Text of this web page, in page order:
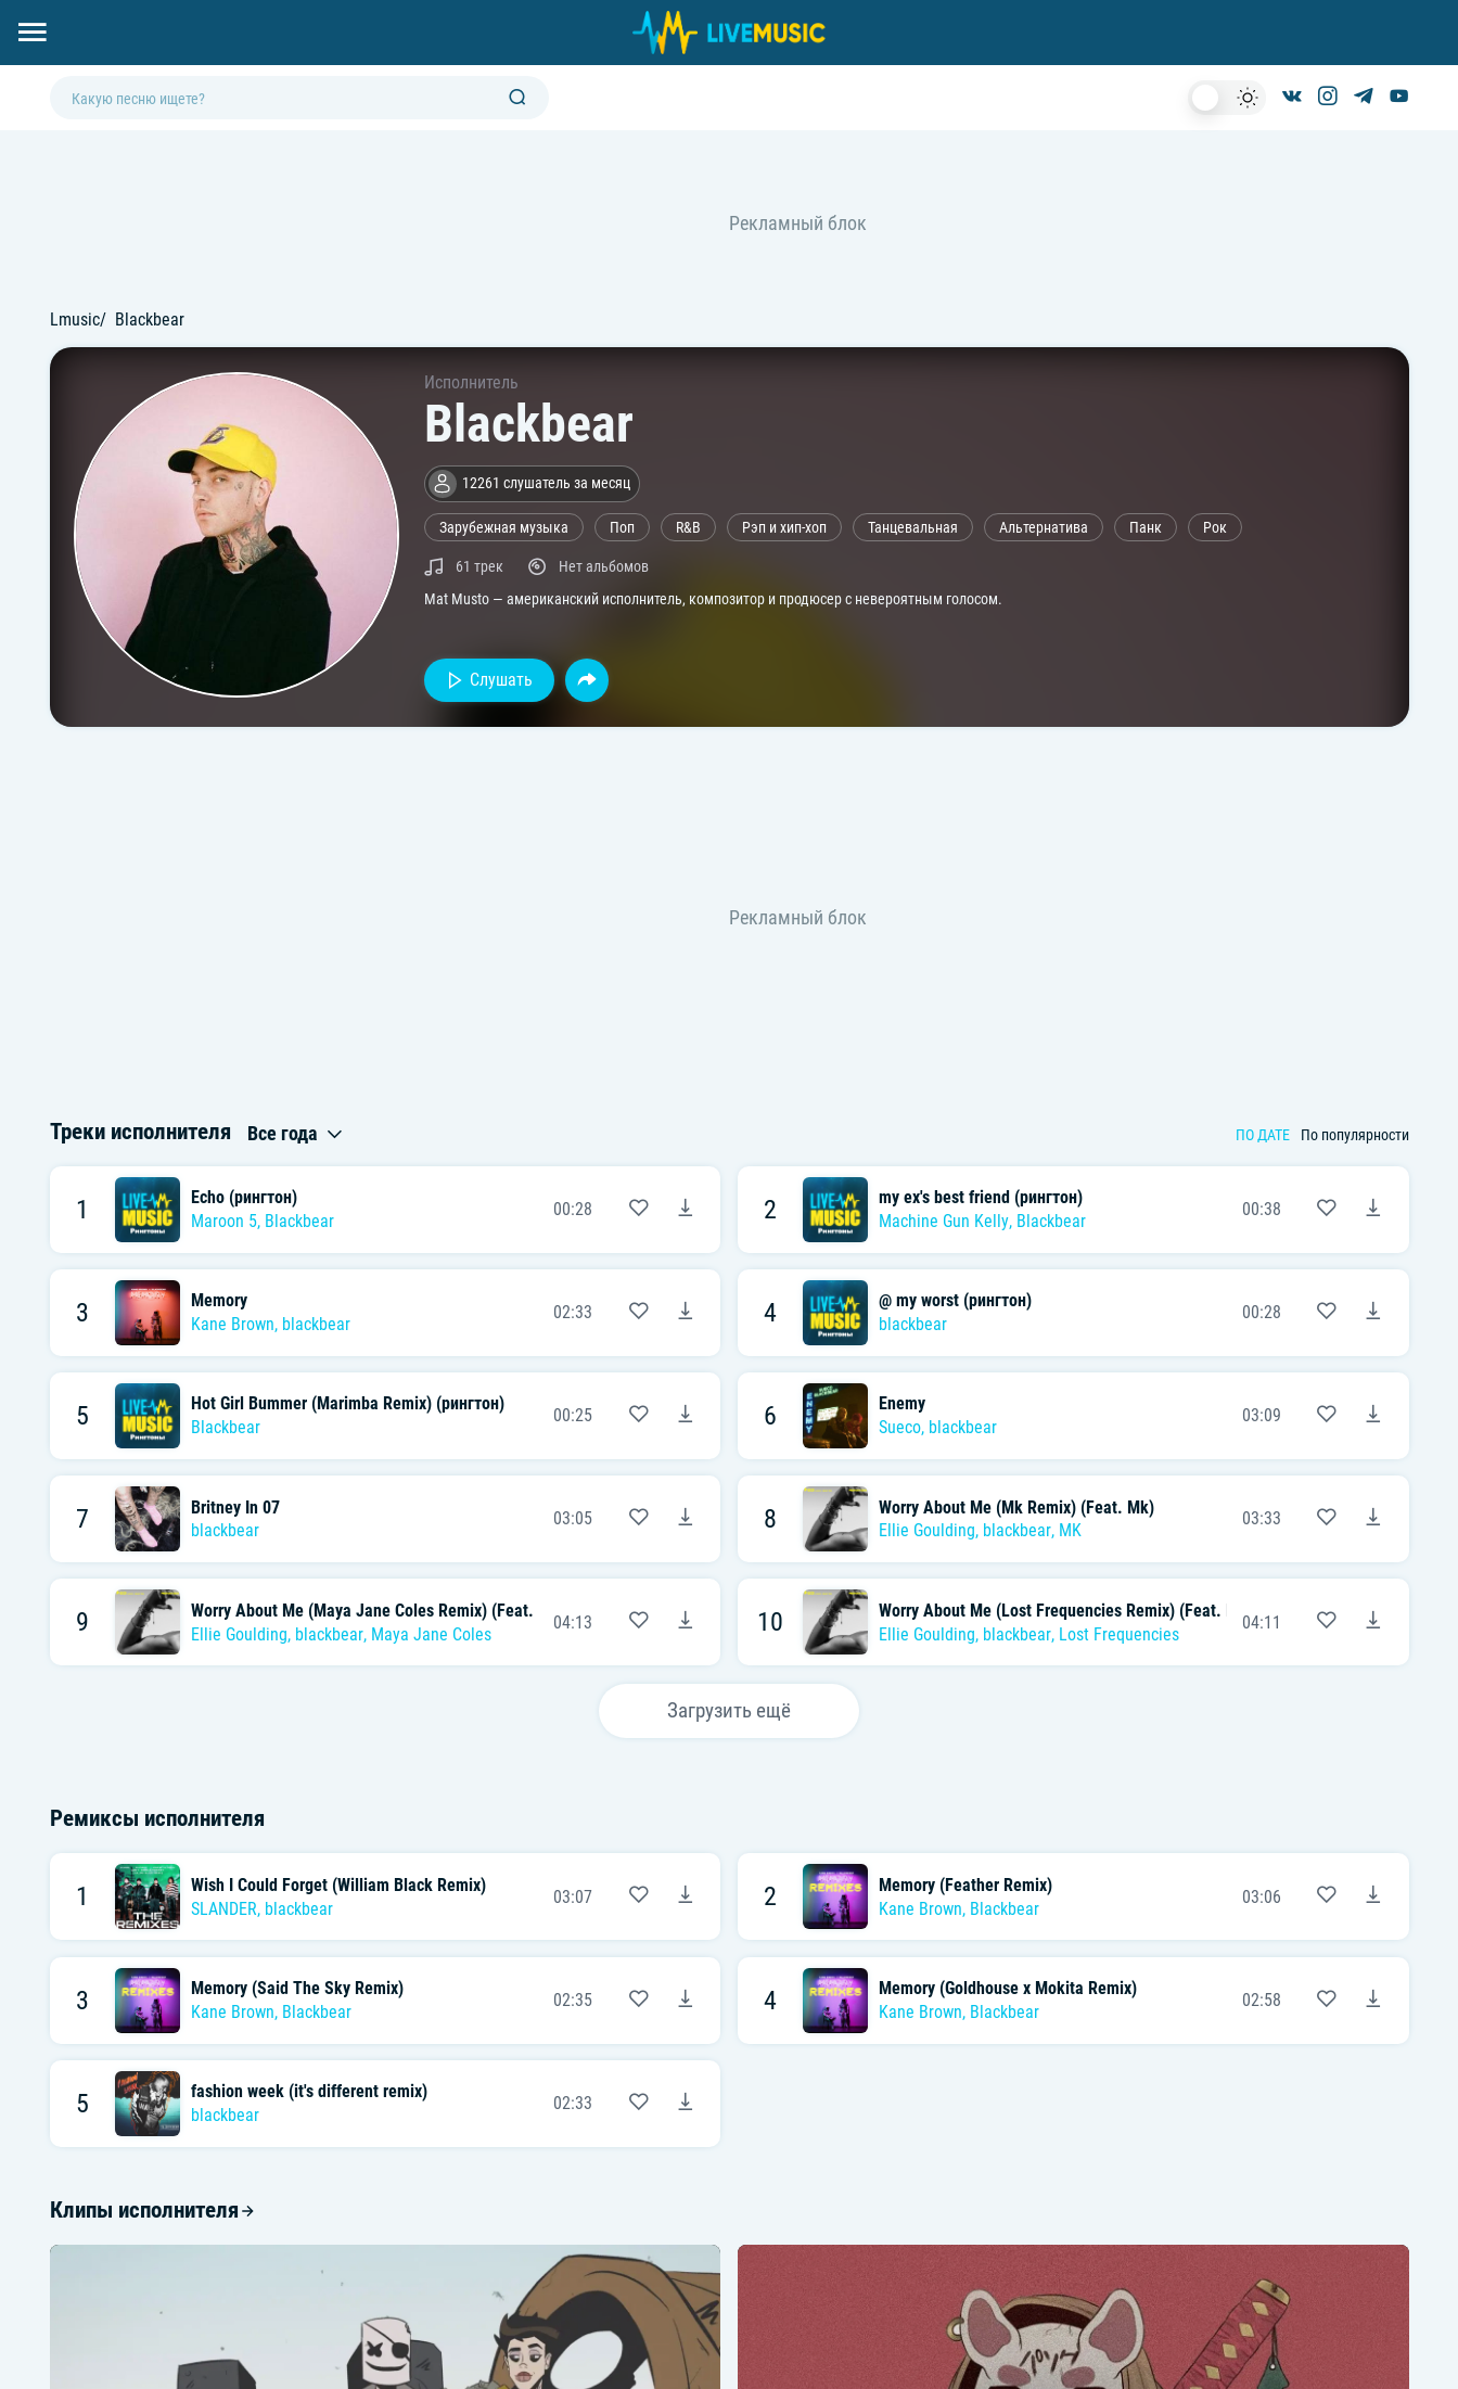
Lmusic Blackbear
Исполнитель
Blackbear
12261 слушатель за месяц
Зарубежная музыка Поп R&B Рэп и хип-хоп Танцевальная Альтернатива Панк Рок
61 трек
Нет альбомов
Mat Musto — американский исполнитель, композитор и продюсер с невероятным голосом.
Слушать
Треки исполнителя Все года ПО ДАТЕ По популярности
1
Echo (рингтон)
Maroon 5, Blackbear
00:28 2
my ex's best friend (рингтон)
Machine Gun Kelly, Blackbear
00:38
3
Memory
Kane Brown, blackbear
02:33 4
@ my worst (рингтон)
blackbear
00:28
5
Hot Girl Bummer (Marimba Remix) (рингтон)
Blackbear
00:25 6
Enemy
Sueco, blackbear
03:09
7
Britney In 07
blackbear
03:05 8
Worry About Me (Mk Remix) (Feat. Mk)
Ellie Goulding, blackbear, MK
03:33
9
Worry About Me (Maya Jane Coles Remix) (Feat. Maya Jane Coles)
Ellie Goulding, blackbear, Maya Jane Coles
04:13 10
Worry About Me (Lost Frequencies Remix) (Feat. Lost Frequencies)
Ellie Goulding, blackbear, Lost Frequencies
04:11
Загрузить ещё
Ремиксы исполнителя
1
Wish I Could Forget (William Black Remix)
SLANDER, blackbear
03:07 2
Memory (Feather Remix)
Kane Brown, Blackbear
03:06
3
Memory (Said The Sky Remix)
Kane Brown, Blackbear
02:35 4
Memory (Goldhouse x Mokita Remix)
Kane Brown, Blackbear
02:58
5
fashion week (it's different remix)
blackbear
02:33
Клипы исполнителя